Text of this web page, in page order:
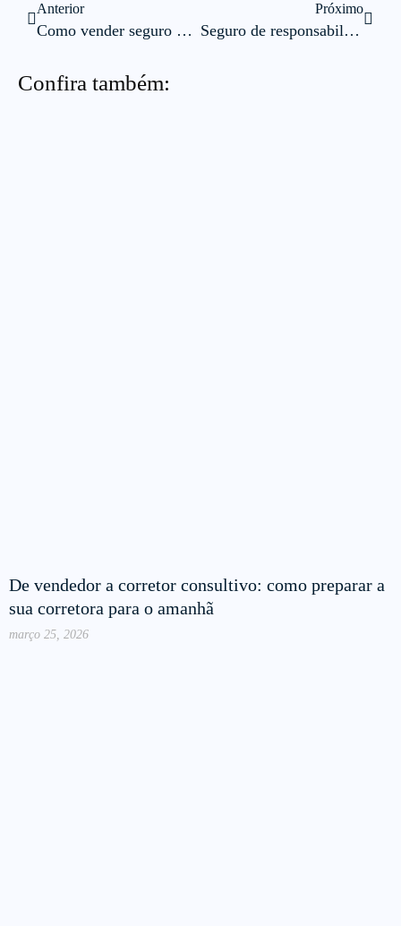
Anterior
Como vender seguro de vida? Saiba como melhorar os resultados da sua corretora
Próximo
Seguro de responsabilidade civil: conheça os principais tipos e sua importância para a proteção
Confira também:
De vendedor a corretor consultivo: como preparar a
sua corretora para o amanhã
março 25, 2026